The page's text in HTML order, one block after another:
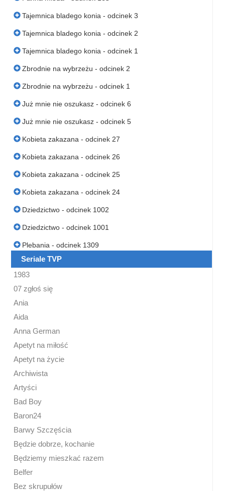
Tajemnica bladego konia - odcinek 3
Tajemnica bladego konia - odcinek 2
Tajemnica bladego konia - odcinek 1
Zbrodnie na wybrzeżu - odcinek 2
Zbrodnie na wybrzeżu - odcinek 1
Już mnie nie oszukasz - odcinek 6
Już mnie nie oszukasz - odcinek 5
Kobieta zakazana - odcinek 27
Kobieta zakazana - odcinek 26
Kobieta zakazana - odcinek 25
Kobieta zakazana - odcinek 24
Dziedzictwo - odcinek 1002
Dziedzictwo - odcinek 1001
Plebania - odcinek 1309
Seriale TVP
1983
07 zgłoś się
Ania
Aida
Anna German
Apetyt na miłość
Apetyt na życie
Archiwista
Artyści
Bad Boy
Baron24
Barwy Szczęścia
Będzie dobrze, kochanie
Będziemy mieszkać razem
Belfer
Bez skrupułów